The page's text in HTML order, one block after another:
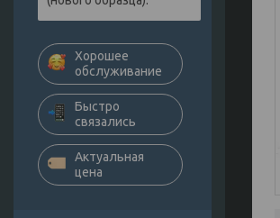
Хорошее
обслуживание
Быстро
связались
Актуальная
цена